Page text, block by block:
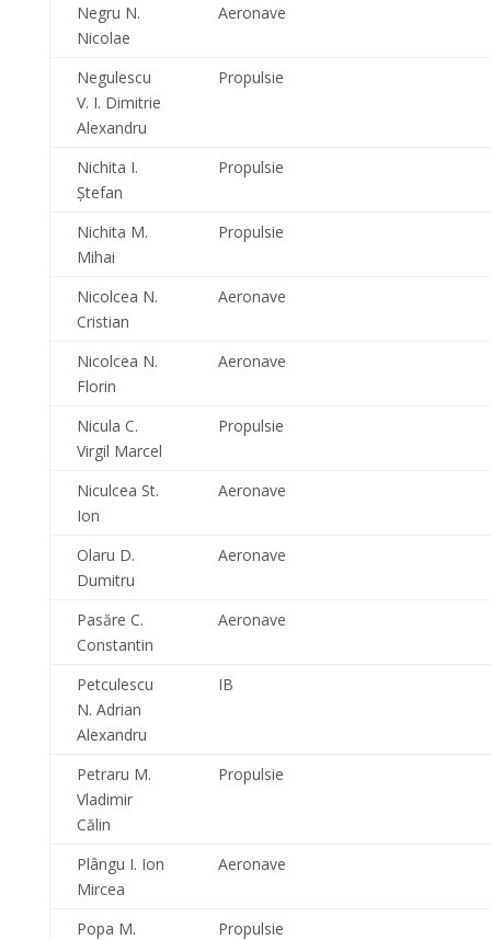
Negru N.
Nicolae
Aeronave
Negulescu
V. I. Dimitrie
Alexandru
Propulsie
Nichita I.
Ştefan
Propulsie
Nichita M.
Mihai
Propulsie
Nicolcea N.
Cristian
Aeronave
Nicolcea N.
Florin
Aeronave
Nicula C.
Virgil Marcel
Propulsie
Niculcea St.
Ion
Aeronave
Olaru D.
Dumitru
Aeronave
Pasăre C.
Constantin
Aeronave
Petculescu
N. Adrian
Alexandru
IB
Petraru M.
Vladimir
Călin
Propulsie
Plângu I. Ion
Mircea
Aeronave
Popa M.
Propulsie